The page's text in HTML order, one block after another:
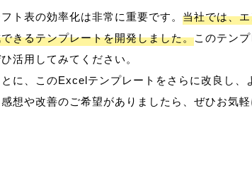
ト表の効率化は非常に重要です。 当社では、
きるテンプレートを開発しました。このテン
活用してみてください。
に、このExcelテンプレートをさらに改良し、
想や改善のご希望がありましたら、ぜひお気